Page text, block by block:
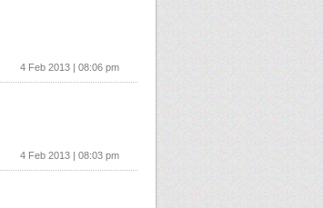
4 Feb 2013 | 08:06 pm
4 Feb 2013 | 08:03 pm